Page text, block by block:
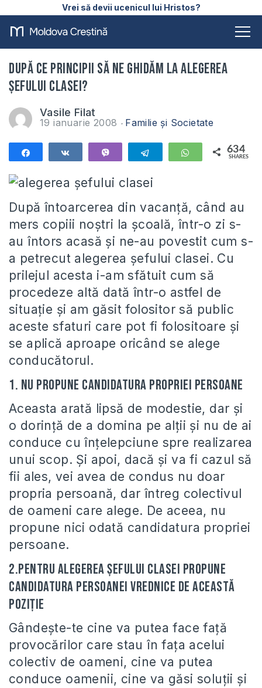
Vrei să devii ucenicul lui Hristos?
După ce principii să ne ghidăm la alegerea
șefului clasei?
Vasile Filat
19 ianuarie 2008 Familie și Societate
Telegram WhatsApp
634
SHARES
După întoarcerea din vacanţă, când au
mers copiii noştri la şcoală, într-o zi s-
au întors acasă şi ne-au povestit cum s-
a petrecut alegerea șefului clasei. Cu
prilejul acesta i-am sfătuit cum să
procedeze altă dată într-o astfel de
situaţie şi am găsit folositor să public
aceste sfaturi care pot fi folositoare şi
se aplică aproape oricând se alege
conducătorul.
1. Nu propune candidatura propriei persoane
Aceasta arată lipsă de modestie, dar şi
o dorinţă de a domina pe alţii şi nu de ai
conduce cu înţelepciune spre realizarea
unui scop. Şi apoi, dacă şi va fi cazul să
fii ales, vei avea de condus nu doar
propria persoană, dar întreg colectivul
de oameni care alege. De aceea, nu
propune nici odată candidatura propriei
persoane.
2.Pentru alegerea șefului clasei propune
candidatura persoanei vrednice de această
poziţie
Gândeşte-te cine va putea face faţă
provocărilor care stau în faţa acelui
colectiv de oameni, cine va putea
conduce oamenii, cine va găsi soluţii şi